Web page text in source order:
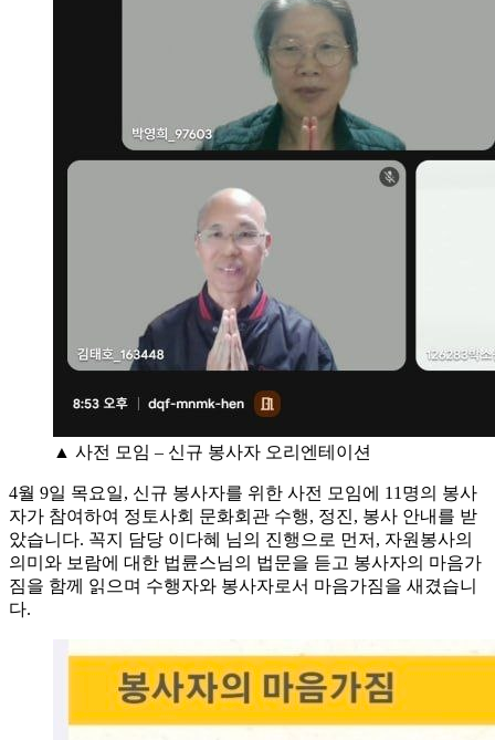
▲ 사전 모임 – 신규 봉사자 오리엔테이션
4월 9일 목요일, 신규 봉사자를 위한 사전 모임에 11명의 봉사
자가 참여하여 정토사회 문화회관 수행, 정진, 봉사 안내를 받
았습니다. 꼭지 담당 이다혜 님의 진행으로 먼저, 자원봉사의
의미와 보람에 대한 법륜스님의 법문을 듣고 봉사자의 마음가
짐을 함께 읽으며 수행자와 봉사자로서 마음가짐을 새겼습니
다.